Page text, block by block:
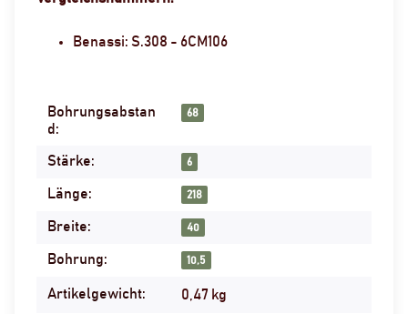
Benassi: S.308 - 6CM106
Produkteigenschaft
Wert
Bohrungsabstan
d:
68
Stärke: 6
Länge: 218
Breite: 40
Bohrung: 10,5
Artikelgewicht: 0,47 kg